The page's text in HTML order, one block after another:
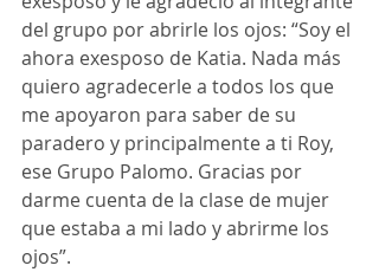
del grupo por abrirle los ojos: “Soy el
ahora exesposo de Katia. Nada más
quiero agradecerle a todos los que
me apoyaron para saber de su
paradero y principalmente a ti Roy,
ese Grupo Palomo. Gracias por
darme cuenta de la clase de mujer
que estaba a mi lado y abrirme los
ojos”.